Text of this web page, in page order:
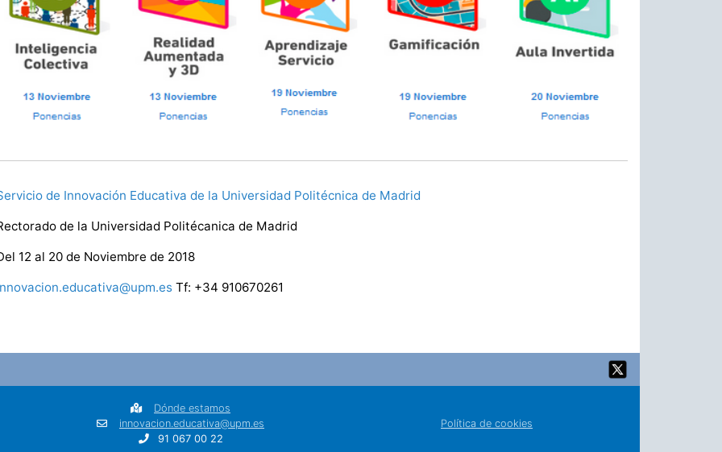
de Innovación Educativa de la Universidad Politécnica de Madrid
de la Universidad Politécanica de Madrid
12 al 20 de Noviembre de 2018
Tf: +34 910670261
Dónde estamos
innovacion.educativa@upm.es
91 067 00 22
Política de cookies